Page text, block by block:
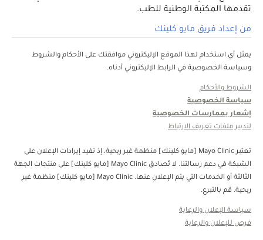
تقدمها المكتبة الوطنية للطب.
من إعداد فريق مايو كلينك
يمثل أي استخدام لهذا الموقع الإليكتروني موافقتك على الأحكام والشروط
وسياسة الخصوصية في الرابط الإليكتروني أدناه.
الشروط والأحكام
سياسة الخصوصية
إشعار بممارسات الخصوصية
لتدبير ملفات تعريف الارتباط
تعتبر Mayo Clinic [مايو كلينك] منظمة غبر ربحية، إذ تفيد إيرادات الإعلان على
الشبكة في دعم رسالتنا. لا تُصادق Mayo Clinic [مايو كلينك] على منتجات الجهة
الثالثة أو الخدمات التي يتم الإعلان عنها. Mayo Clinic [مايو كلينك] منظمة غير
ربحية. قم بالتبرع.
سياسة الإعلان والرعاية
فرص للإعلان والرعاية